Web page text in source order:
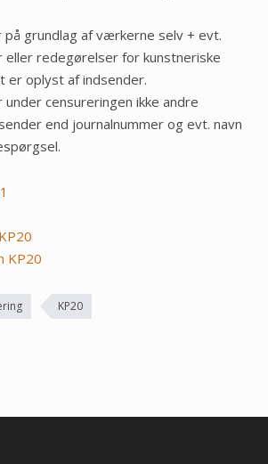
på grundlag af værkerne selv + evt.
redegørelser for kunstneriske
er oplyst af indsender.
censureringen ikke andre
end journalnummer og evt. navn
KP20
KP20